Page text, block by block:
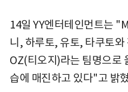
14일 YY엔터테인먼트는
니, 하루토, 유토, 타쿠토
OZ(티오지)라는 팀명으로
습에 매진하고 있다"고 밝